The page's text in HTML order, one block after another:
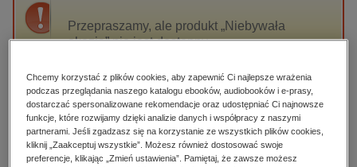
biznesowe, branżowe, gospodarka
dzienniki
edukacja
hobby, sport, rozrywka
komputery, internet, technologie, informatyka
Przepraszamy, ale produkt „Niebywała
okazja” nie jest dostępny.
High-contrast mode
Polecane
Chcemy korzystać z plików cookies, aby zapewnić Ci najlepsze wrażenia
podczas przeglądania naszego katalogu ebooków, audiobooków i e-prasy,
dostarczać spersonalizowane rekomendacje oraz udostępniać Ci najnowsze
funkcje, które rozwijamy dzięki analizie danych i współpracy z naszymi
partnerami. Jeśli zgadzasz się na korzystanie ze wszystkich plików cookies,
kliknij „Zaakceptuj wszystkie”. Możesz również dostosować swoje
preferencje, klikając „Zmień ustawienia”. Pamiętaj, że zawsze możesz